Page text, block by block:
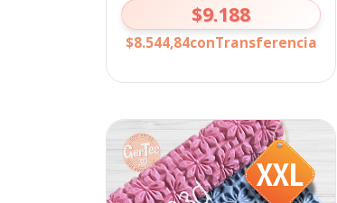
$9.188
$8.544,84conTransferencia